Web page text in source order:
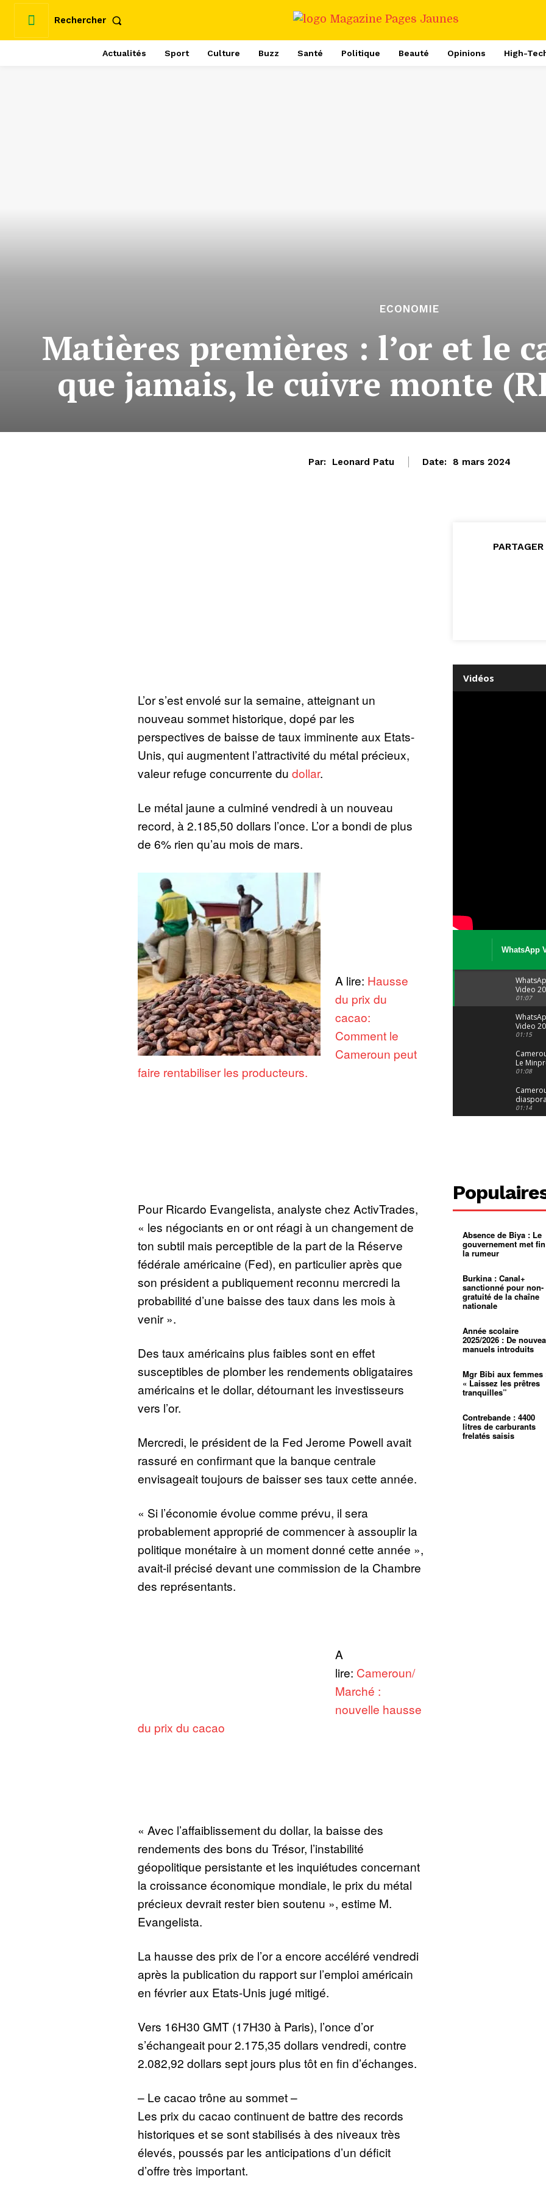
Rechercher
Actualités Sport Culture Buzz Santé Politique Beauté Opinions High-
ECONOMIE
Matières premières : l’or et le
que jamais, le cuivre monte
Par: Leonard Patu Date: 8 mars 2024
L’or s’est envolé sur la semaine, atteignant un
nouveau sommet historique, dopé par les
perspectives de baisse de taux imminente aux Etats-
Unis, qui augmentent l’attractivité du métal précieux,
valeur refuge concurrente du dollar.
Le métal jaune a culminé vendredi à un nouveau
record, à 2.185,50 dollars l’once. L’or a bondi de plus
de 6% rien qu’au mois de mars.
A lire: Hausse
du prix du
cacao:
Comment le
Cameroun peut
faire rentabiliser les producteurs.
Pour Ricardo Evangelista, analyste chez ActivTrades,
« les négociants en or ont réagi à un changement de
ton subtil mais perceptible de la part de la Réserve
fédérale américaine (Fed), en particulier après que
son président a publiquement reconnu mercredi la
probabilité d’une baisse des taux dans les mois à
venir ».
Des taux américains plus faibles sont en effet
susceptibles de plomber les rendements obligataires
américains et le dollar, détournant les investisseurs
vers l’or.
Mercredi, le président de la Fed Jerome Powell avait
rassuré en confirmant que la banque centrale
envisageait toujours de baisser ses taux cette année.
« Si l’économie évolue comme prévu, il sera
probablement approprié de commencer à assouplir la
politique monétaire à un moment donné cette année »,
avait-il précisé devant une commission de la Chambre
des représentants.
A
lire: Cameroun/
Marché :
nouvelle hausse
du prix du cacao
« Avec l’affaiblissement du dollar, la baisse des
rendements des bons du Trésor, l’instabilité
géopolitique persistante et les inquiétudes concernant
la croissance économique mondiale, le prix du métal
précieux devrait rester bien soutenu », estime M.
Evangelista.
La hausse des prix de l’or a encore accéléré vendredi
après la publication du rapport sur l’emploi américain
en février aux Etats-Unis jugé mitigé.
Vers 16H30 GMT (17H30 à Paris), l’once d’or
s’échangeait pour 2.175,35 dollars vendredi, contre
2.082,92 dollars sept jours plus tôt en fin d’échanges.
– Le cacao trône au sommet –
Les prix du cacao continuent de battre des records
historiques et se sont stabilisés à des niveaux très
élevés, poussés par les anticipations d’un déficit
d’offre très important.
PARTAGER
Vidéos
WhatsApp
Video
04 at 15
01:07
Video
29 at 12
01:15
Le
alerte
jeunes
01:08
diaspora
suivra-t-
l’appel
01:14
400 000
pasteur
L’État
d’or
Croyance
spirituel
mentale
Pénurie
à
mettra-t-
01:12
Mouelle :
dernier
voyage
Absence de Biya : Le
gouvernement met
la rumeur
Burkina : Canal+
sanctionné pour non-
gratuité de la chaîne
nationale
Année scolaire
2025/2026 : De
manuels introduits
Mgr Bibi aux femmes
« Laissez les prêtres
tranquilles”
Contrebande : 4400
litres de carburants
frelatés saisis